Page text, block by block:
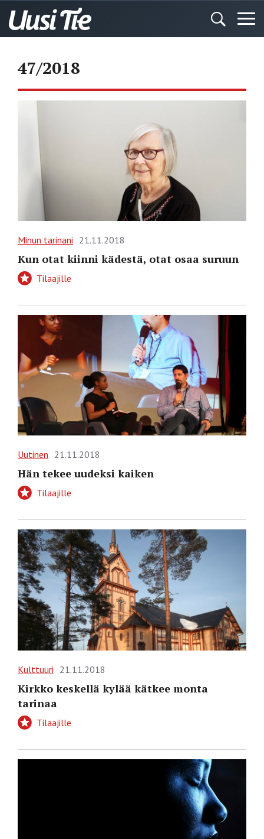
47/2018
Minun tarinani 21.11.2018
Kun otat kiinni kädestä, otat osaa suruun
Tilaajille
Uutinen 21.11.2018
Hän tekee uudeksi kaiken
Tilaajille
Kulttuuri 21.11.2018
Kirkko keskellä kylää kätkee monta
tarinaa
Tilaajille